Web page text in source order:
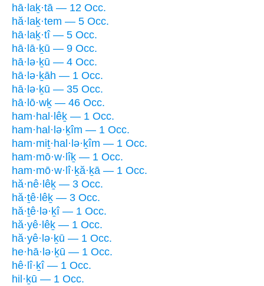
hā·laḵ·tā — 12 Occ.
hă·laḵ·tem — 5 Occ.
hā·laḵ·tî — 5 Occ.
hā·lā·ḵū — 9 Occ.
hā·lə·ḵū — 4 Occ.
hā·lə·ḵāh — 1 Occ.
hā·lə·ḵū — 35 Occ.
hā·lō·wḵ — 46 Occ.
ham·hal·lêḵ — 1 Occ.
ham·hal·lə·ḵîm — 1 Occ.
ham·miṯ·hal·lə·ḵîm — 1 Occ.
ham·mō·w·lîḵ — 1 Occ.
ham·mō·w·lî·ḵă·ḵā — 1 Occ.
hă·nê·lêḵ — 3 Occ.
hă·ṯê·lêḵ — 3 Occ.
hă·ṯê·lə·ḵî — 1 Occ.
hă·yê·lêḵ — 1 Occ.
hă·yê·lə·ḵū — 1 Occ.
he·hā·lə·ḵū — 1 Occ.
hê·lî·ḵî — 1 Occ.
hil·ḵū — 1 Occ.